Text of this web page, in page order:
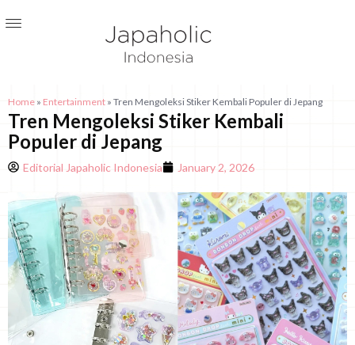
Home » Entertainment » Tren Mengoleksi Stiker Kembali Populer di Jepang
Tren Mengoleksi Stiker Kembali
Populer di Jepang
Editorial Japaholic Indonesia January 2, 2026